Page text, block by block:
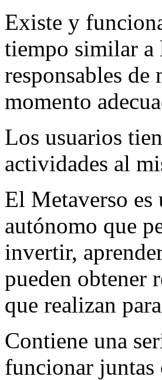
Existe y
tiempo similar a
responsables
momento
Los usuarios
actividades al
El Metaverso
autónomo que
invertir,
pueden obtener
que realizan
Contiene una
funcionar juntas